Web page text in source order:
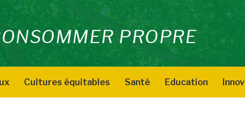
PROPRE
Cultures équitables Santé Education